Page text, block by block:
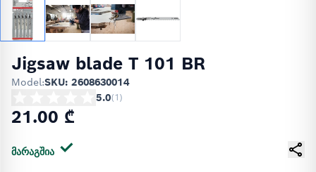
Jigsaw blade T 101 BR
Model:SKU: 2608630014
5.0(1 )
21.00 ₾
მარაგშია